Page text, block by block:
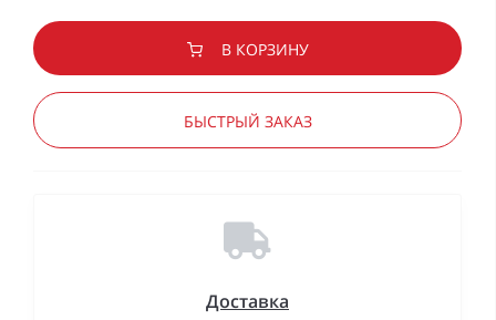
В КОРЗИНУ
БЫСТРЫЙ ЗАКАЗ
Доставка